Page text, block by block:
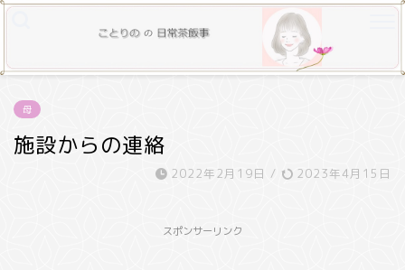
母
施設からの連絡
2022年2月19日 / 2023年4月15日
スポンサーリンク